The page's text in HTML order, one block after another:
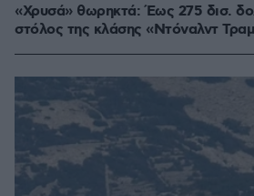
«Χρυσά» θωρηκτά: Έως 275 δισ.
στόλος της κλάσης «Ντόναλντ